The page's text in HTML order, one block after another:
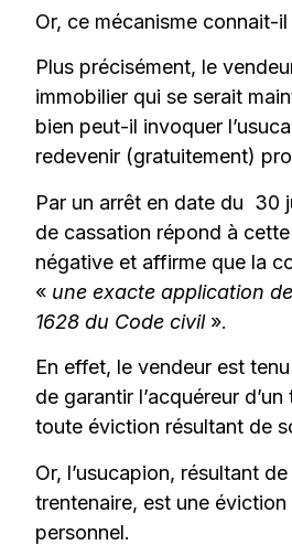
Or, ce mécanisme connait-il
Plus précisément, le
immobilier qui se serait
bien peut-il invoquer
redevenir (gratuitement)
Par un arrêt en date du 30
de cassation répond à
négative et affirme que la
« une exacte application
1628 du Code civil».
En effet, le vendeur est
de garantir l’acquéreur
toute éviction résultant de
Or, l’usucapion, résultant
trentenaire, est une éviction
personnel.